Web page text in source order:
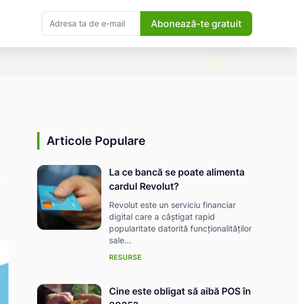
Abonează-te gratuit
Articole Populare
La ce bancă se poate alimenta
cardul Revolut?
Revolut este un serviciu financiar
digital care a câștigat rapid
popularitate datorită funcționalităților
sale...
RESURSE
Cine este obligat să aibă POS în